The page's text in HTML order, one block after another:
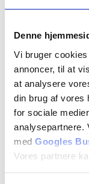
Denne
Vi bruger
annoncer, til at
at analysere
din brug af vores
for sociale
analysepartnere.
med Googles
Vores partnere
Teori 7 -
Tilføj til
Teori 7
marts 5 : 18:15
Teori 7 lektion